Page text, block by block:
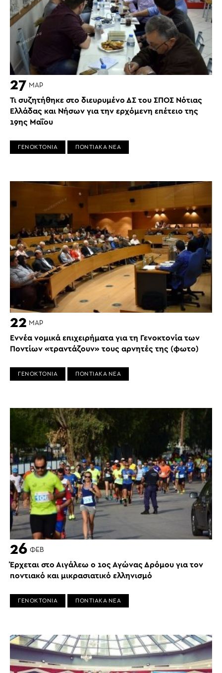
27 ΜΑΡ
Τι συζητήθηκε στο διευρυμένο ΔΣ του ΣΠΟΣ Νότιας
Ελλάδας και Νήσων για την ερχόμενη επέτειο της
19ης Μαΐου
ΓΕΝΟΚΤΟΝΙΑ ΠΟΝΤΙΑΚΑ ΝΕΑ
22 ΜΑΡ
Εννέα νομικά επιχειρήματα για τη Γενοκτονία των
Ποντίων «τραντάζουν» τους αρνητές της (φωτο)
ΓΕΝΟΚΤΟΝΙΑ ΠΟΝΤΙΑΚΑ ΝΕΑ
26 ΦΕΒ
Έρχεται στο Αιγάλεω ο 1ος Αγώνας Δρόμου για τον
ποντιακό και μικρασιατικό ελληνισμό
ΓΕΝΟΚΤΟΝΙΑ ΠΟΝΤΙΑΚΑ ΝΕΑ